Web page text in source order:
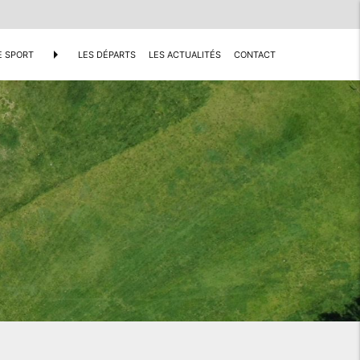
SPORT arrow_right LES DÉPARTS LES ACTUALITÉS CONTACT